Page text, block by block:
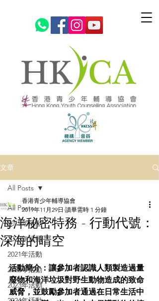
文章
All Posts
2019年活動
2020年活動
2021年活動
2022年活動
2023年活動
All Posts
海洋秘密特務 - 行動代號：
深海的晴空
香港青少年輔導協會
2019年11月29日 讀畢需時 1 分鐘
活動簡介：讓參加者認識人類製造過量
廢物和海洋垃圾對野生動物造成的致命
威脅，並鼓勵參加者通過在日常生活中